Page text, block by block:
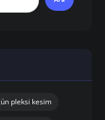
pleksi kesim